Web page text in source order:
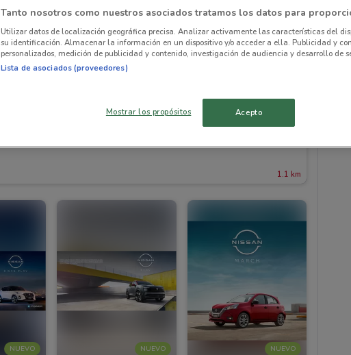
1.1 km
NUEVO NUEVO NUEVO
Tanto nosotros como nuestros asociados tratamos los datos para
Utilizar datos de localización geográfica precisa. Analizar activamente las características del
su identificación. Almacenar la información en un dispositivo y/o acceder a ella. Publicidad y
personalizados, medición de publicidad y contenido, investigación de audiencia y desarrollo de
Lista de asociados (proveedores)
Mostrar los propósitos Acepto